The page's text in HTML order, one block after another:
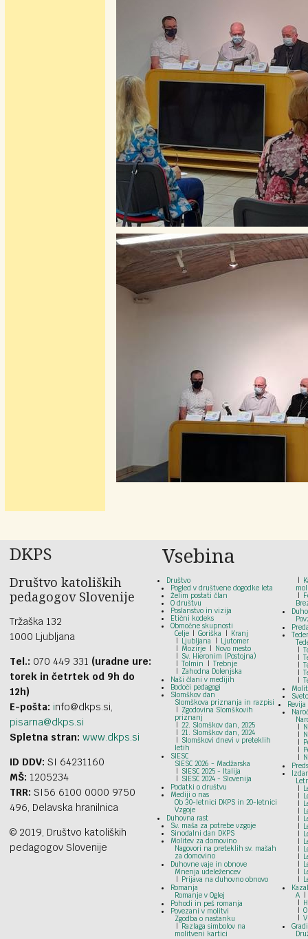
DKPS
Društvo katoliških
pedagogov Slovenije
Tržaška 132
1000 Ljubljana
Tel.: 070 449 331 (uradne ure:
torek in četrtek od 9h do
12h)
E-pošta: info@dkps.si,
pisarna@dkps.si
Spletna stran: www.dkps.si
ID DDV: SI 64231160
MŠ: 1205234
TRR: SI56 6100 0000 9750
496, Delavska hranilnica
© 2019, Društvo katoliških
pedagogov Slovenije
Vsebina
Društvo
Pogled v društvene dogodke leta
Želim postati član
O društvu
Poslanstvo in vizija
Etični kodeks
Območne skupnosti
Celje
Goriška
Kranj
Ljubljana
Ljutomer
Mozirje
Novo mesto
Sv. Hieronim (Postojna)
Tolmin
Trebnje
Zahodna Dolenjska
Naši člani v medijih
Bodoči pedagogi
Slomškov dan
Slomškova priznanja in razpisi
Zgodovina Slomškovih
priznanj
22. Slomškov dan, 2025
21. Slomškov dan, 2024
Slomškovi dnevi v preteklih
letih
SIESC
SIESC 2026 - Madžarska
SIESC 2025 - Italija
SIESC 2024 - Slovenija
Podatki o društvu
Mediji o nas
Ob 30-letnici DKPS in 20-letnici
Vzgoje
Duhovna rast
Sv. maša za potrebe vzgoje
Sinodalni dan DKPS
Molitev za domovino
Nagovori na preteklih sv. mašah
za domovino
Duhovne vaje in obnove
Mnenja udeležencev
Prijava na duhovno obnovo
Romanja
Romanje v Oglej
Pohodi in peš romanja
Povezani v molitvi
Zgodba o nastanku
Razlaga simbolov na
molitveni kartici
A
H
O
V